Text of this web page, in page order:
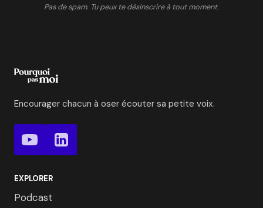
Pas de spam. Tu peux te désinscrire à tout moment.
Encourager chacun à oser écouter sa petite voix.
EXPLORER
Podcast